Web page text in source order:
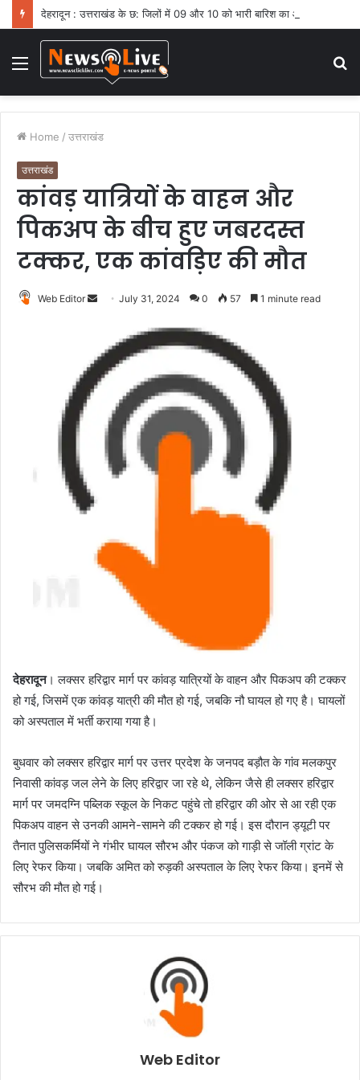
Menu
Home / उत्तराखंड
उत्तराखंड
कांवड़ यात्रियों के वाहन और
पिकअप के बीच हुए जबरदस्त
टक्कर, एक कांवड़िए की मौत
Web Editor
d
a
m
July 31, 2024 0 57 1 minute read
देहरादून। लक्सर हरिद्वार मार्ग पर कांवड़ यात्रियों के वाहन और पिकअप की टक्कर
हो गई, जिसमें एक कांवड़ यात्री की मौत हो गई, जबकि नौ घायल हो गए है। घायलों
को अस्पताल में भर्ती कराया गया है।
बुधवार को लक्सर हरिद्वार मार्ग पर उत्तर प्रदेश के जनपद बड़ौत के गांव मलकपुर
निवासी कांवड़ जल लेने के लिए हरिद्वार जा रहे थे, लेकिन जैसे ही लक्सर हरिद्वार
मार्ग पर जमदग्नि पब्लिक स्कूल के निकट पहुंचे तो हरिद्वार की ओर से आ रही एक
पिकअप वाहन से उनकी आमने-सामने की टक्कर हो गई। इस दौरान ड्यूटी पर
तैनात पुलिसकर्मियों ने गंभीर घायल सौरभ और पंकज को गाड़ी से जॉली ग्रांट के
लिए रेफर किया। जबकि अमित को रुड़की अस्पताल के लिए रेफर किया। इनमें से
सौरभ की मौत हो गई।
Web Editor